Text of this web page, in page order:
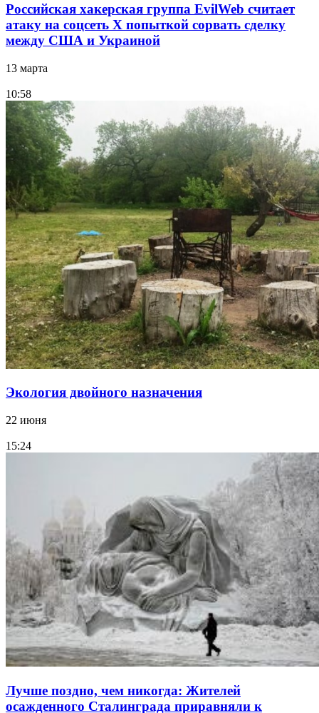
Российская хакерская группа EvilWeb считает
атаку на соцсеть Х попыткой сорвать сделку
между США и Украиной
13 марта
10:58
Экология двойного назначения
22 июня
15:24
Лучше поздно, чем никогда: Жителей
осажденного Сталинграда приравняли к